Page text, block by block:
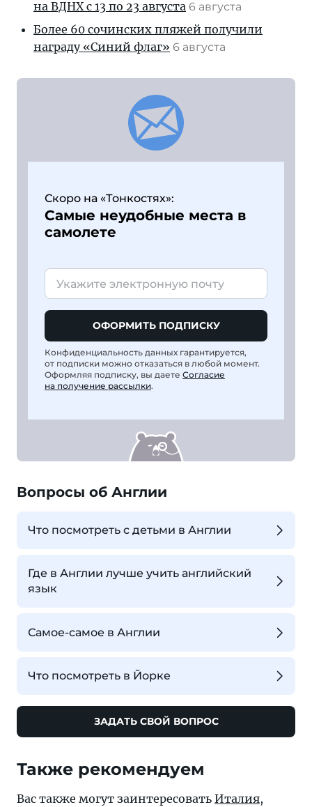
на ВДНХ с 13 по 23 августа 6 августа
Более 60 сочинских пляжей получили
награду «Синий флаг» 6 августа
Скоро на «Тонкостях»:
Самые неудобные места в
самолете
ОФОРМИТЬ ПОДПИСКУ
Конфиденциальность данных гарантируется,
от подписки можно отказаться в любой момент.
Оформляя подписку, вы даете Согласие
на получение рассылки.
Вопросы об Англии
Что посмотреть с детьми в Англии
Где в Англии лучше учить английский
язык
Самое-самое в Англии
Что посмотреть в Йорке
ЗАДАТЬ СВОЙ ВОПРОС
Также рекомендуем
Вас также могут заинтересовать Италия,